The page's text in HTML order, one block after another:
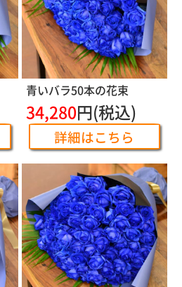
青いバラ50本の花束
34,280円(税込)
詳細はこちら